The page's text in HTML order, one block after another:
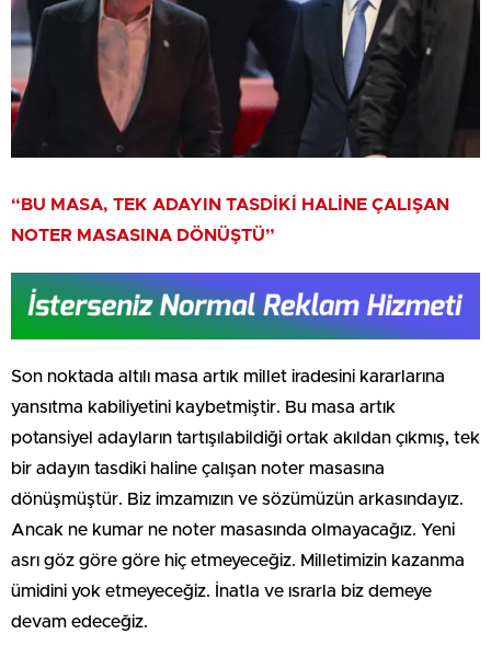
“BU MASA, TEK ADAYIN TASDİKİ HALİNE ÇALIŞAN
NOTER MASASINA DÖNÜŞTÜ”
Son noktada altılı masa artık millet iradesini kararlarına
yansıtma kabiliyetini kaybetmiştir. Bu masa artık
potansiyel adayların tartışılabildiği ortak akıldan çıkmış, tek
bir adayın tasdiki haline çalışan noter masasına
dönüşmüştür. Biz imzamızın ve sözümüzün arkasındayız.
Ancak ne kumar ne noter masasında olmayacağız. Yeni
asrı göz göre göre hiç etmeyeceğiz. Milletimizin kazanma
ümidini yok etmeyeceğiz. İnatla ve ısrarla biz demeye
devam edeceğiz.